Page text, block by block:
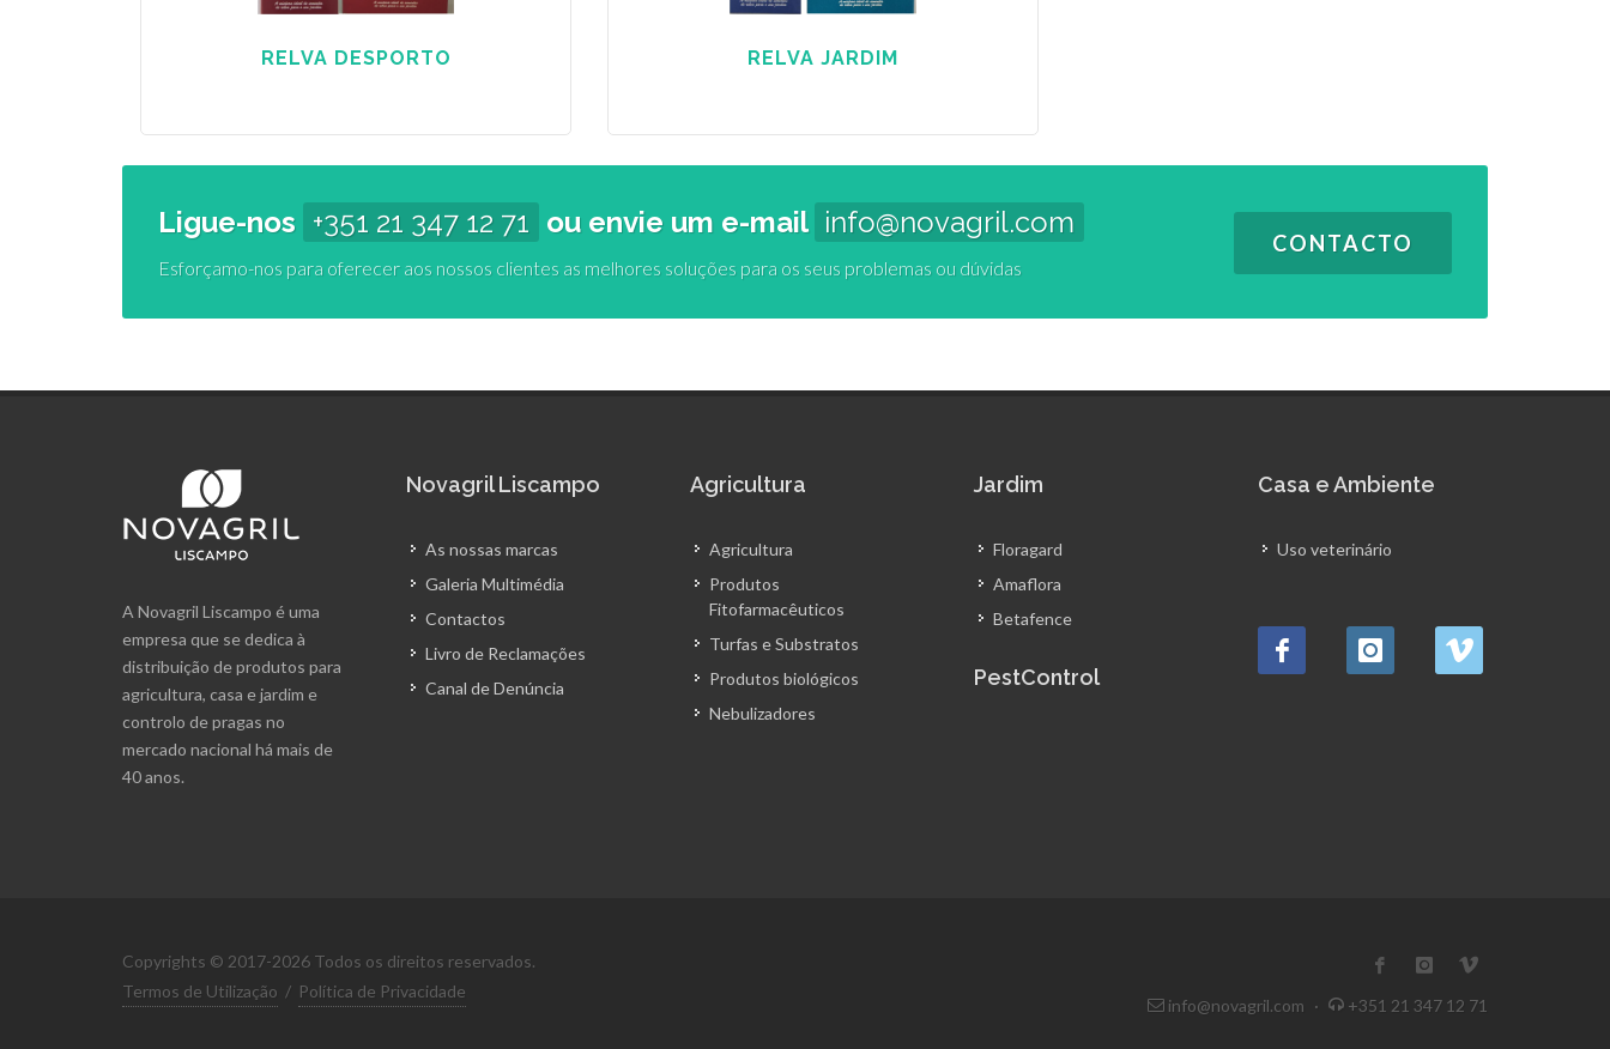
RELVA DESPORTO RELVA JARDIM
Ligue-nos +351 21 347 12 71 ou envie um e-mail info@novagril.com
Esforçamo-nos para oferecer aos nossos clientes as melhores soluções para os seus problemas ou dúvidas
CONTACTO
A Novagril Liscampo é uma
empresa que se dedica à
distribuição de produtos para
agricultura, casa e jardim e
controlo de pragas no
mercado nacional há mais de
40 anos.
Novagril Liscampo
As nossas marcas
Galeria Multimédia
Contactos
Livro de Reclamações
Canal de Denúncia
Agricultura
Agricultura
Produtos
Fitofarmacêuticos
Turfas e Substratos
Produtos biológicos
Nebulizadores
Jardim
Floragard
Amaflora
Betafence
PestControl
Casa e Ambiente
Uso veterinário
Copyrights © 2017-2026 Todos os direitos reservados.
Termos de Utilização / Política de Privacidade
info@novagril.com · +351 21 347 12 71